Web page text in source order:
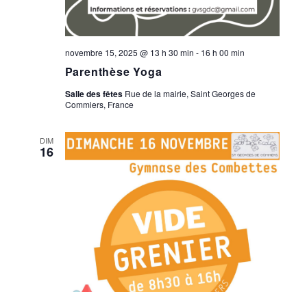
Parenthèse Yoga
novembre 15, 2025 @ 13 h 30 min - 16 h 00 min
Salle des fêtes Rue de la mairie, Saint Georges de
Commiers, France
DIM
16